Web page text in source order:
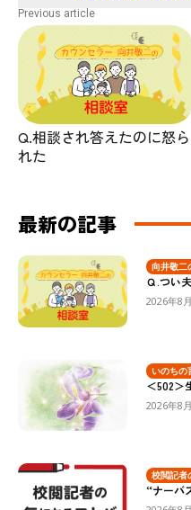
Previous article
Q.相談され答えたのに怒ら
れた
最新の記事
向井敬二
Ｑ.つい
2026年8
いのちの
＜502＞
2026年8
校閲記者
“ナーバ